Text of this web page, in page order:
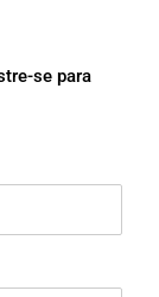
se para